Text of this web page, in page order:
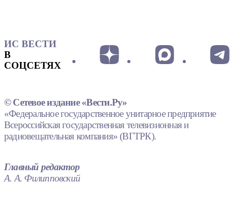
ИС ВЕСТИ
В
СОЦСЕТЯХ
© Сетевое издание «Вести.Ру»
«Федеральное государственное унитарное предприятие
Всероссийская государственная телевизионная и
радиовещательная компания» (ВГТРК).
Главный редактор
А. А. Филипповский